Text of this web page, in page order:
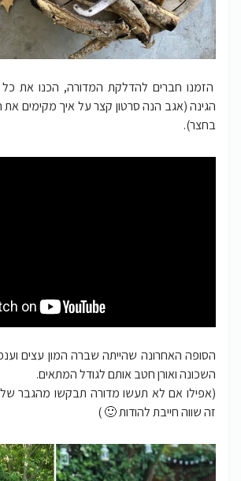
הזמנו חברים להדלקת המדורה, הכנו את כל
הגינה (אגב הנה סרטון קצר על איך מקימים את
בחצר).
הסופה האחרונה שהייתה שברה המון עצים
השכונה ואורן חטב אותם לגודל המתאים.
(אפילו אם לא תעשו מדורה תבקשו מהגבר
זה שווה חייבת להודות 🙂 )